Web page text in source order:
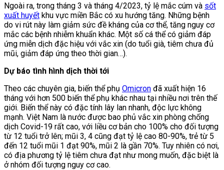
Ngoài ra, trong tháng 3 và tháng 4/2023, tỷ lệ mắc cúm và sốt
xuất huyết khu vực miền Bắc có xu hướng tăng. Những bệnh
do vi rút này làm giảm sức đề kháng của cơ thể, tăng nguy cơ
mắc các bệnh nhiễm khuẩn khác. Một số cá thể có giảm đáp
ứng miễn dịch đặc hiệu với vắc xin (do tuổi già, tiêm chưa đủ
mũi, giảm đáp ứng theo thời gian…).
Dự báo tình hình dịch thời tới
Theo các chuyên gia, biến thể phụ Omicron đã xuất hiện 16
tháng với hơn 500 biến thể phụ khác nhau tại nhiều nơi trên thế
giới. Biến thể này có đặc tính lây lan nhanh, độc lực không
mạnh. Việt Nam là nước được bao phủ vắc xin phòng chống
dịch Covid-19 rất cao, với liều cơ bản cho 100% cho đối tượng
từ 12 tuổi trở lên; mũi 3, 4 cũng đạt tỷ lệ cao 80-90%, trẻ từ 5
đến 12 tuổi mũi 1 đạt 90%, mũi 2 là gần 70%. Tuy nhiên có nơi,
có địa phương tỷ lệ tiêm chưa đạt như mong muốn, đặc biệt là
ở nhóm đối tượng nguy cơ cao.